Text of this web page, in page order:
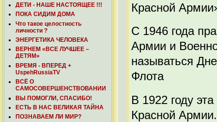
ДЕТИ - НАШЕ НАСТОЯЩЕЕ !!!
ПОКА СИДИМ ДОМА
Что такое целостность
личности ?
ЭНЕРГЕТИКА ЧЕЛОВЕКА
ВЕРНЕМ «ВСЕ ЛУЧШЕЕ –
ДЕТЯМ»
ВРЕМЯ - ВПЕРЕД +
UspehRussiaTV
ВСЁ О
САМОСОВЕРШЕНСТВОВАНИИ
ВЫ ПОМОГЛИ, СПАСИБО!
ЕСТЬ В НАС ВЕЛИКАЯ ТАЙНА
ПОЗНАВАЕМ ЛИ МИР?
Красной
С 1946 года
Армии и
называться
Флота
В 1922 году
Красной Армии.